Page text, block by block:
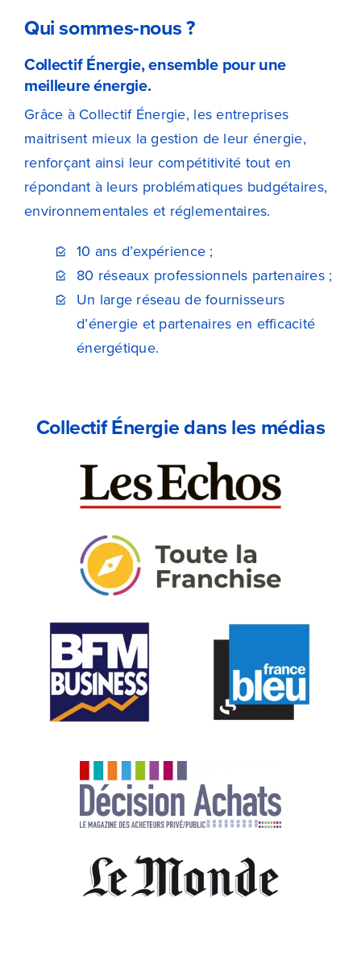
Qui sommes-nous ?
Collectif Énergie, ensemble pour une
meilleure énergie.
Grâce à Collectif Énergie, les entreprises
maitrisent mieux la gestion de leur énergie,
renforçant ainsi leur compétitivité tout en
répondant à leurs problématiques budgétaires,
environnementales et réglementaires.
10 ans d’expérience ;
80 réseaux professionnels partenaires ;
Un large réseau de fournisseurs
d’énergie et partenaires en efficacité
énergétique.
Collectif Énergie dans les médias